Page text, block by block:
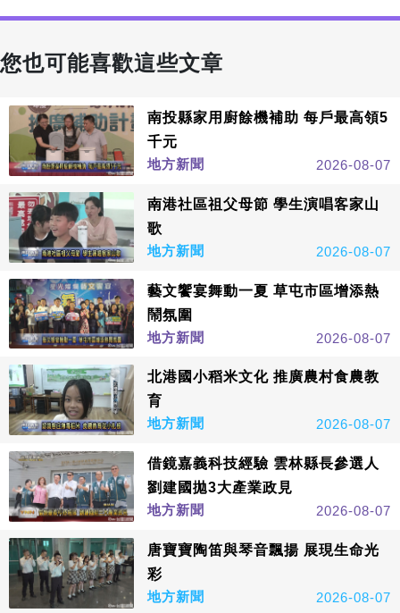
您也可能喜歡這些文章
南投縣家用廚餘機補助 每戶最高領5
千元
地方新聞
2026-08-07
南港社區祖父母節 學生演唱客家山
歌
地方新聞
2026-08-07
藝文饗宴舞動一夏 草屯市區增添熱
鬧氛圍
地方新聞
2026-08-07
北港國小稻米文化 推廣農村食農教
育
地方新聞
2026-08-07
借鏡嘉義科技經驗 雲林縣長參選人
劉建國拋3大產業政見
地方新聞
2026-08-07
唐寶寶陶笛與琴音飄揚 展現生命光
彩
地方新聞
2026-08-07